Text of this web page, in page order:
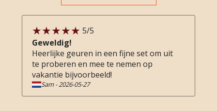
5/5
Geweldig!
Heerlijke geuren in een fijne set om uit
te proberen en mee te nemen op
vakantie bijvoorbeeld!
Sam-2026-05-27